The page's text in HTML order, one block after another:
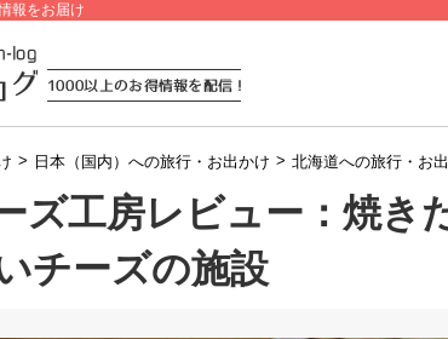
報をお届け
> 日本（国内）への旅行・お出かけ > 北海道への旅行・お
ズ工房レビュー：焼き
チーズの施設